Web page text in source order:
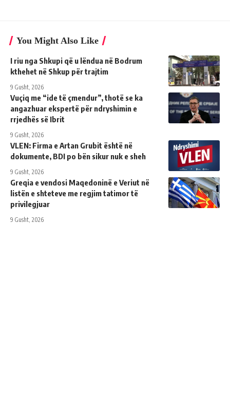
You Might Also Like
I riu nga Shkupi që u lëndua në Bodrum
kthehet në Shkup për trajtim
9 Gusht, 2026
Vuçiq me “ide të çmendur”, thotë se ka
angazhuar ekspertë për ndryshimin e
rrjedhës së Ibrit
9 Gusht, 2026
VLEN: Firma e Artan Grubit është në
dokumente, BDI po bën sikur nuk e sheh
9 Gusht, 2026
Greqia e vendosi Maqedoninë e Veriut në
listën e shteteve me regjim tatimor të
privilegjuar
9 Gusht, 2026